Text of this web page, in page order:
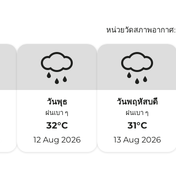
หน่วยวัดสภาพอากาศ:
วันพุธ
ฝนเบา ๆ
32°C
12 Aug 2026
วันพฤหัสบดี
ฝนเบา ๆ
31°C
13 Aug 2026